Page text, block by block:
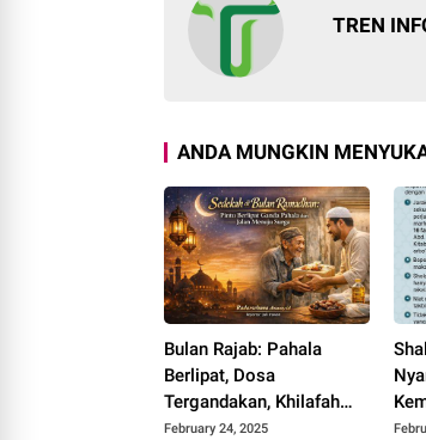
TREN
ANDA MUNGKIN
Bulan Rajab: Pahala
Berlipat, Dosa
Tergandakan, Khilafah
Kunci Kemuliaan
February 24, 2025